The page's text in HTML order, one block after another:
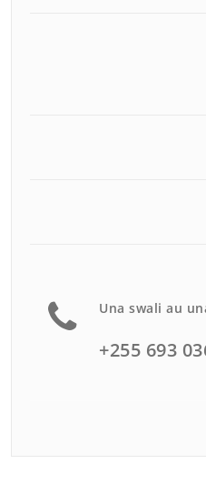
Una swali au
+255 693